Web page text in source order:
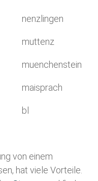
nenzlingen
muttenz
muenchenstein
maisprach
bl
von einem
hat viele Vorteile.